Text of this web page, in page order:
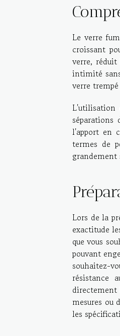
Le verre
croissant
verre,
intimité
verre
L'utilisation
séparations
l'apport en
termes de
Lors de la
exactitude
que vous
pouvant
souhaitez-
résistance
mesures ou
les